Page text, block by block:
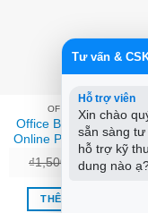
OFFICE BẢN QUYỀN
Office Bản Quyền
Online Plan 1 User 12
– Hỗ trợ Cài đặt
₫1,500,000
Giá
gốc
₫
THÊM VÀO GIỎ HÀNG
Tư vấn &
Hỗ trợ viên
Xin chào
sẵn sàng
hỗ trợ kỹ
dung nào